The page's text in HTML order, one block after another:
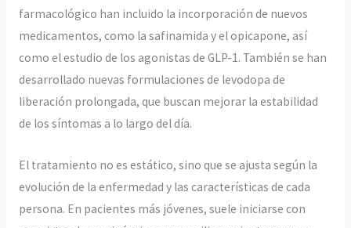
farmacológico han incluido la incorporación de nuevos
medicamentos, como la safinamida y el opicapone, así
como el estudio de los agonistas de GLP-1. También se han
desarrollado nuevas formulaciones de levodopa de
liberación prolongada, que buscan mejorar la estabilidad
de los síntomas a lo largo del día.
El tratamiento no es estático, sino que se ajusta según la
evolución de la enfermedad y las características de cada
persona. En pacientes más jóvenes, suele iniciarse con